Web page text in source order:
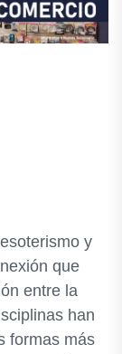
y
que
entre la
han
formas más